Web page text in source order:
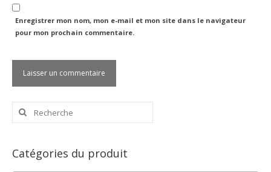
Enregistrer mon nom, mon e-mail et mon site dans le navigateur
pour mon prochain commentaire.
Rechercher
Catégories du produit